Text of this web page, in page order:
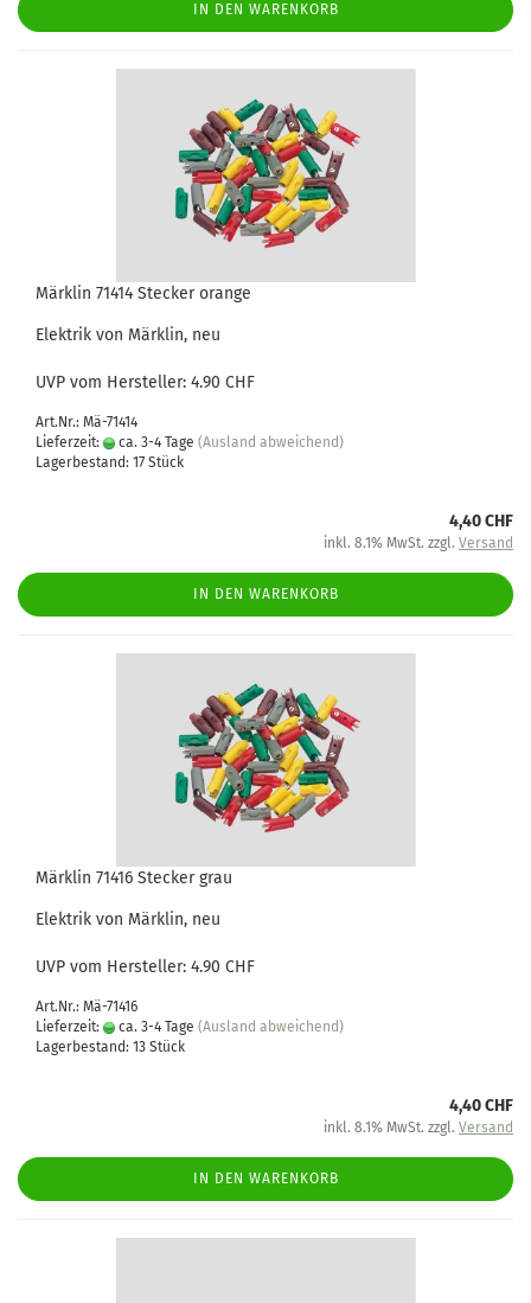
IN DEN WARENKORB
Märklin 71414 Stecker orange
Elektrik von Märklin, neu
UVP vom Hersteller: 4.90 CHF
Art.Nr.: Mä-71414
Lieferzeit:
ca. 3-4 Tage (Ausland abweichend)
Lagerbestand: 17 Stück
4,40 CHF
inkl. 8.1% MwSt. zzgl. Versand
IN DEN WARENKORB
Märklin 71416 Stecker grau
Elektrik von Märklin, neu
UVP vom Hersteller: 4.90 CHF
Art.Nr.: Mä-71416
Lieferzeit:
ca. 3-4 Tage (Ausland abweichend)
Lagerbestand: 13 Stück
4,40 CHF
inkl. 8.1% MwSt. zzgl. Versand
IN DEN WARENKORB